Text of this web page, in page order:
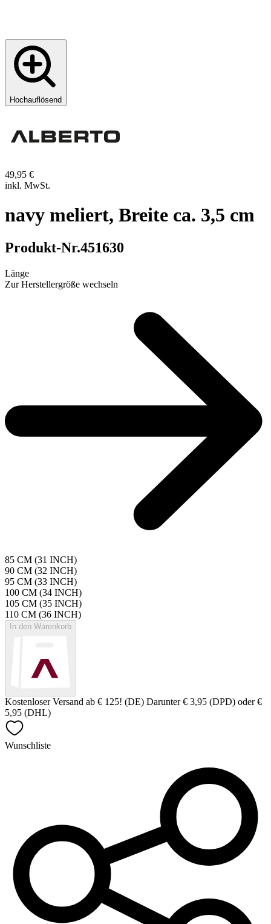
Hochauflösend
49,95 €
inkl. MwSt.
navy meliert, Breite ca. 3,5 cm
Produkt-Nr.451630
Länge
Zur Herstellergröße wechseln
85 CM (31 INCH)
90 CM (32 INCH)
95 CM (33 INCH)
100 CM (34 INCH)
105 CM (35 INCH)
110 CM (36 INCH)
In den Warenkorb
Kostenloser Versand ab € 125! (DE) Darunter € 3,95 (DPD) oder €
5,95 (DHL)
Wunschliste